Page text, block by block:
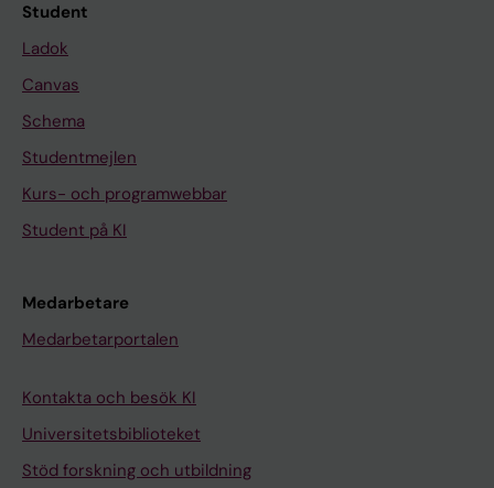
Student
Ladok
Canvas
Schema
Studentmejlen
Kurs- och programwebbar
Student på KI
Medarbetare
Medarbetarportalen
Kontakta och besök KI
Universitetsbiblioteket
Stöd forskning och utbildning